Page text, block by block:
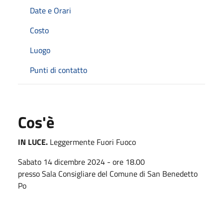
Date e Orari
Costo
Luogo
Punti di contatto
Cos'è
IN LUCE. Leggermente Fuori Fuoco
Sabato 14 dicembre 2024 - ore 18.00
presso Sala Consigliare del Comune di San Benedetto
Po